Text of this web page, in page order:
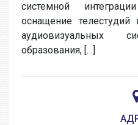
системной
оснащение телестудий
аудиовизуальных
образования, […]